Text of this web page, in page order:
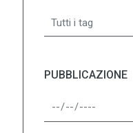
PUBBLICAZIONE